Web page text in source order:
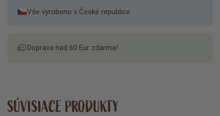
Vše vyrobeno v České republice
Doprava nad 60 Eur zdarma!
SÚVISIACE PRODUKTY